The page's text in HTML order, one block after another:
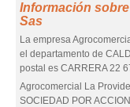
Información
Sas
La empresa
el departamento de
postal es CARRERA 22
Agrocomercial La
SOCIEDAD POR